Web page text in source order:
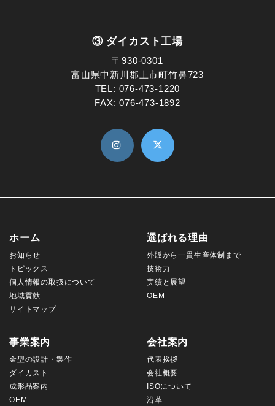
③ ダイカスト工場
〒930-0301
富山県中新川郡上市町竹鼻723
TEL: 076-473-1220
FAX: 076-473-1892
ホーム
お知らせ
トピックス
個人情報の取扱について
地域貢献
サイトマップ
選ばれる理由
外販から一貫生産体制まで
技術力
実績と展望
OEM
事業案内
金型の設計・製作
ダイカスト
成形品案内
OEM
会社案内
代表挨拶
会社概要
ISOについて
沿革